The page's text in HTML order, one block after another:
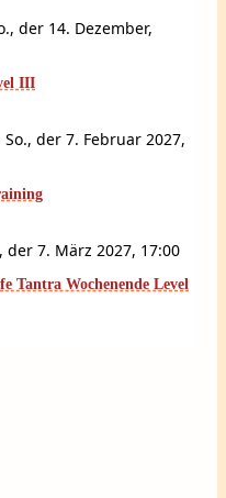
der 14. Dezember,
III
So., der 7. Februar 2027,
der 7. März 2027, 17:00
Tantra Wochenende Level